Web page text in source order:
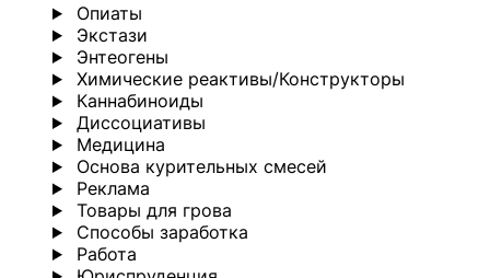
Опиаты
Экстази
Энтеогены
Химические реактивы/Конструкторы
Каннабиноиды
Диссоциативы
Медицина
Основа курительных смесей
Реклама
Товары для грова
Способы заработка
Работа